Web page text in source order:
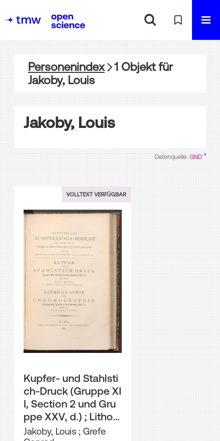
Personenindex 1 Objektfür
Jakoby, Louis
Jakoby, Louis
Datenquelle: GND
VOLLTEXT VERFÜGBAR
Kupfer- und Stahlsti
ch-Druck (Gruppe XI
I, Section 2 und Gru
ppe XXV, d.) ; Lithog
raphie und Chromog
Jakoby, Louis; Grefe